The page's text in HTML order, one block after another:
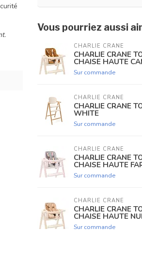
Vous pourriez aussi
CHARLIE CRANE
CHARLIE CRANE
CHAISE HAUTE
Sur commande
CHARLIE CRANE
CHARLIE CRANE
WHITE
Sur commande
CHARLIE CRANE
CHARLIE CRANE
CHAISE HAUTE
Sur commande
CHARLIE CRANE
CHARLIE CRANE
CHAISE HAUTE
Sur commande